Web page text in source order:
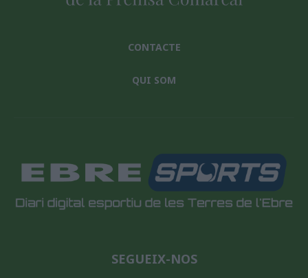
CONTACTE
QUI SOM
SEGUEIX-NOS